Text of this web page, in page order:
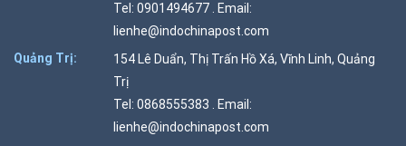
Tel: 0901494677 . Email:
lienhe@indochinapost.com
Quảng Trị:
154 Lê Duẩn, Thị Trấn Hồ Xá, Vĩnh Linh, Quảng
Trị
Tel: 0868555383 . Email:
lienhe@indochinapost.com